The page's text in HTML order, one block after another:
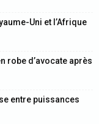
Uni et l’Afrique
robe d’avocate après
entre puissances